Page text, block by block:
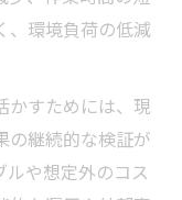
、環境負荷の低減
かすためには、現
の継続的な検証が
や想定外のコス